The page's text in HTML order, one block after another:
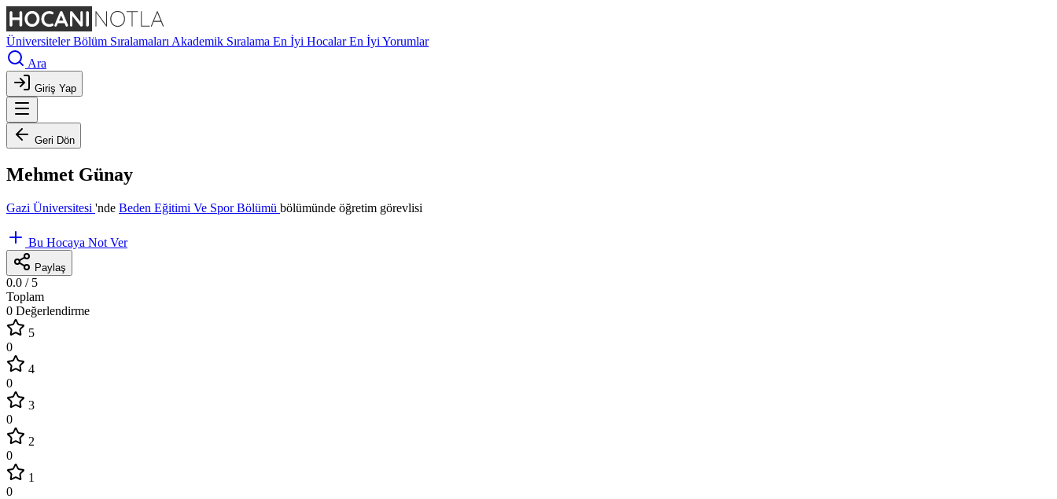
ÜniversitelerBölüm Sıralamaları Akademik Sıralama En İyi HocalarEn İyi Yorumlar
Ara
Giriş Yap
Geri Dön
Mehmet Günay
Gazi Üniversitesi 'nde Beden Eğitimi Ve Spor Bölümü bölümünde öğretim görevlisi
Bu Hocaya Not Ver
Paylaş
0.0 / 5
Toplam
0 Değerlendirme
5
0
4
0
3
0
2
0
1
0